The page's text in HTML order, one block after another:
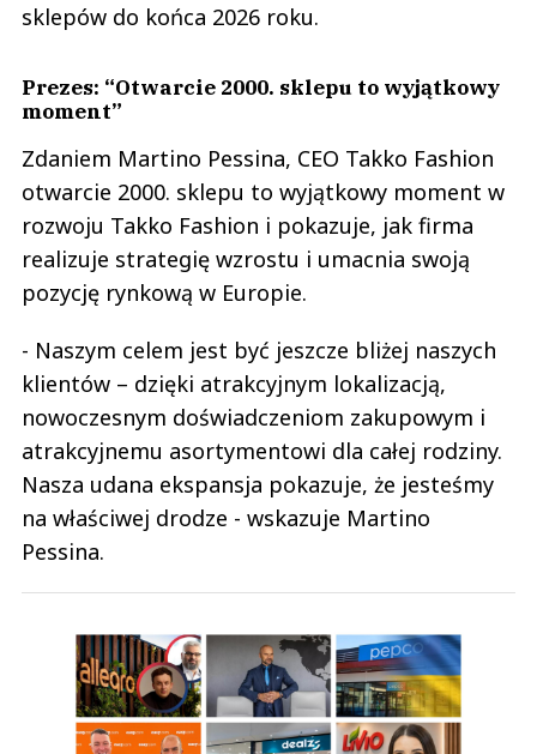
sklepów do końca 2026 roku.
Prezes: “Otwarcie 2000. sklepu to wyjątkowy
moment”
Zdaniem Martino Pessina, CEO Takko Fashion
otwarcie 2000. sklepu to wyjątkowy moment w
rozwoju Takko Fashion i pokazuje, jak firma
realizuje strategię wzrostu i umacnia swoją
pozycję rynkową w Europie.
- Naszym celem jest być jeszcze bliżej naszych
klientów – dzięki atrakcyjnym lokalizacją,
nowoczesnym doświadczeniom zakupowym i
atrakcyjnemu asortymentowi dla całej rodziny.
Nasza udana ekspansja pokazuje, że jesteśmy
na właściwej drodze - wskazuje Martino
Pessina.